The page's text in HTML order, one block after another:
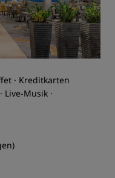
· Kreditkarten
Musik ·